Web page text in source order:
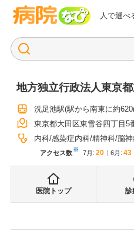
人で選べ
病院なび
地方独立行政法人東京
洗足池駅(駅から南東に約
東京都大田区東雪谷四丁目5
内科 感染症内科 精神科 脳
アクセス数※ 7月 : 20 6月 : 43
医院トップ 診